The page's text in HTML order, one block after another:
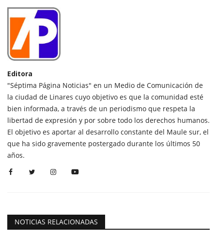
Editora
"Séptima Página Noticias" en un Medio de Comunicación de
la ciudad de Linares cuyo objetivo es que la comunidad esté
bien informada, a través de un periodismo que respeta la
libertad de expresión y por sobre todo los derechos humanos.
El objetivo es aportar al desarrollo constante del Maule sur, el
que ha sido gravemente postergado durante los últimos 50
años.
NOTICIAS RELACIONADAS